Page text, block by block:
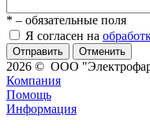
* – обязательные поля
Я согласен на
Отменить
2026 © ООО
Компания
Помощь
Информация